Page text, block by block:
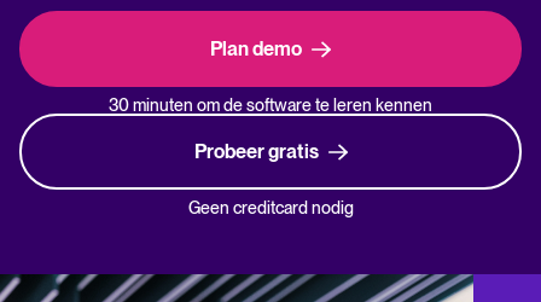
Plan demo
30 minuten om de software te leren kennen
Probeer gratis
Geen creditcard nodig